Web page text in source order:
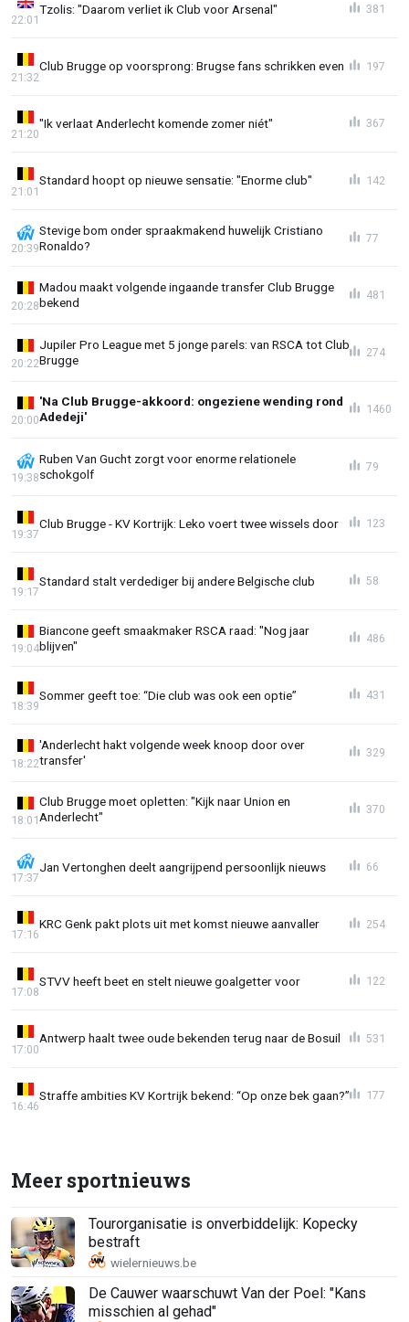
Tzolis: "Daarom verliet ik Club voor Arsenal"
22:01
381
Club Brugge op voorsprong: Brugse fans schrikken even
21:32
197
"Ik verlaat Anderlecht komende zomer niét"
21:20
367
Standard hoopt op nieuwe sensatie: "Enorme club"
21:01
142
Stevige bom onder spraakmakend huwelijk Cristiano
Ronaldo?
20:39
77
Madou maakt volgende ingaande transfer Club Brugge
bekend
20:28
481
Jupiler Pro League met 5 jonge parels: van RSCA tot Club
Brugge
20:22
274
'Na Club Brugge-akkoord: ongeziene wending rond
Adedeji'
20:00
1460
Ruben Van Gucht zorgt voor enorme relationele
schokgolf
19:38
79
Club Brugge - KV Kortrijk: Leko voert twee wissels door
19:37
123
Standard stalt verdediger bij andere Belgische club
19:17
58
Biancone geeft smaakmaker RSCA raad: "Nog jaar
blijven"
19:04
486
Sommer geeft toe: “Die club was ook een optie”
18:39
431
'Anderlecht hakt volgende week knoop door over
transfer'
18:22
329
Club Brugge moet opletten: "Kijk naar Union en
Anderlecht"
18:01
370
Jan Vertonghen deelt aangrijpend persoonlijk nieuws
17:37
66
KRC Genk pakt plots uit met komst nieuwe aanvaller
17:16
254
STVV heeft beet en stelt nieuwe goalgetter voor
17:08
122
Antwerp haalt twee oude bekenden terug naar de Bosuil
17:00
531
Straffe ambities KV Kortrijk bekend: “Op onze bek gaan?”
16:46
177
Meer sportnieuws
Tourorganisatie is onverbiddelijk: Kopecky
bestraft
De Cauwer waarschuwt Van der Poel: "Kans
misschien al gehad"